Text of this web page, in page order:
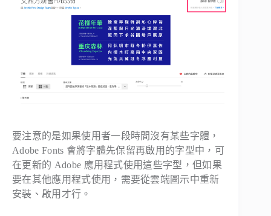
要注意的是如果使用者一段時間沒有某些字體，
Adobe Fonts 會將字體先保留再啟用的字型中，可
在更新的 Adobe 應用程式使用這些字型，但如果
要在其他應用程式使用，需要從雲端圖示中重新
安裝、啟用才行。